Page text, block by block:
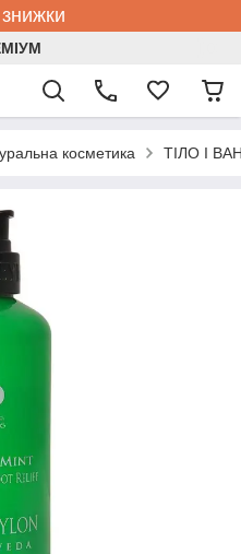
знижки
косметика ТІЛО І